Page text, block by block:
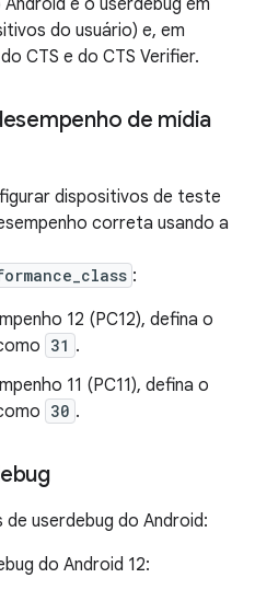
e o userdebug em
do usuário) e, em
CTS e do CTS Verifier.
de mídia
dispositivos de teste
correta usando a
:
12 (PC12), defina o
31 .
11 (PC11), defina o
30 .
userdebug do Android:
do Android 12: